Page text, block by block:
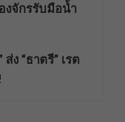
งจักรรับมือน้ำ
“ธาตรี” เรต